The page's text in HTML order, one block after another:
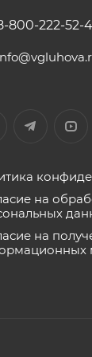
800-222-52-
на
на